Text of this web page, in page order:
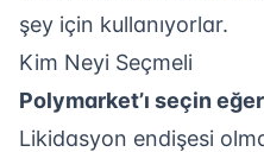
şey için kullanıyorlar.
Kim Neyi Seçmeli
Polymarket’ı seçin
Likidasyon endişesi